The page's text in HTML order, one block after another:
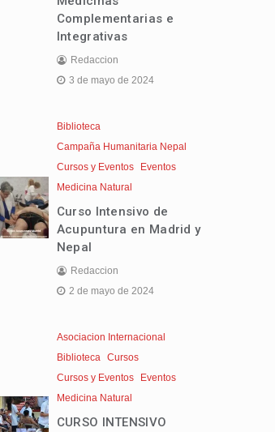
Complementarias e
Integrativas
Redaccion
3 de mayo de 2024
Biblioteca
Campaña Humanitaria Nepal
Cursos y Eventos
Eventos
Medicina Natural
Curso Intensivo de
Acupuntura en Madrid y
Nepal
Redaccion
2 de mayo de 2024
Asociacion Internacional
Biblioteca Cursos
Cursos y Eventos
Eventos
Medicina Natural
CURSO INTENSIVO